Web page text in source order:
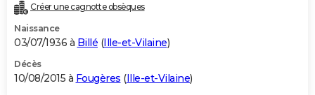
Créer une cagnotte obsèques
Naissance
03/07/1936 à Billé (Ille-et-Vilaine)
Décès
10/08/2015 à Fougères (Ille-et-Vilaine)